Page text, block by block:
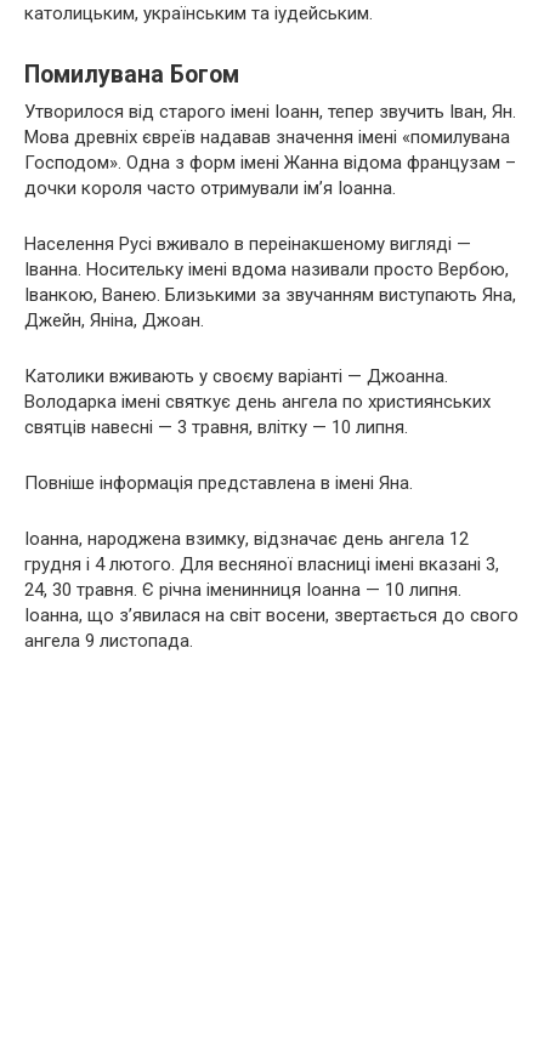
католицьким, українським та іудейським.
Помилувана Богом
Утворилося від старого імені Іоанн, тепер звучить Іван, Ян.
Мова древніх євреїв надавав значення імені «помилувана
Господом». Одна з форм імені Жанна відома французам –
дочки короля часто отримували ім’я Іоанна.
Населення Русі вживало в переінакшеному вигляді —
Іванна. Носительку імені вдома називали просто Вербою,
Іванкою, Ванею. Близькими за звучанням виступають Яна,
Джейн, Яніна, Джоан.
Католики вживають у своєму варіанті — Джоанна.
Володарка імені святкує день ангела по християнських
святців навесні — 3 травня, влітку — 10 липня.
Повніше інформація представлена в імені Яна.
Іоанна, народжена взимку, відзначає день ангела 12
грудня і 4 лютого. Для весняної власниці імені вказані 3,
24, 30 травня. Є річна іменинниця Іоанна — 10 липня.
Іоанна, що з’явилася на світ восени, звертається до свого
ангела 9 листопада.